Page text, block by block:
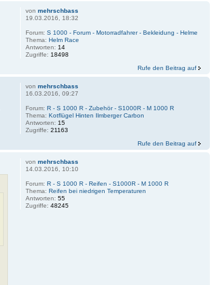
von mehrschbass
19.03.2016, 18:32
Forum: S 1000 - Forum - Motorradfahrer - Bekleidung - Helme
Thema: Helm Race
Antworten: 14
Zugriffe: 18498
Rufe den Beitrag auf
von mehrschbass
16.03.2016, 09:27
Forum: R - S 1000 R - Zubehör - S1000R - M 1000 R
Thema: Kotflügel Hinten Ilmberger Carbon
Antworten: 15
Zugriffe: 21163
Rufe den Beitrag auf
von mehrschbass
14.03.2016, 10:10
Forum: R - S 1000 R - Reifen - S1000R - M 1000 R
Thema: Reifen bei niedrigen Temperaturen
Antworten: 55
Zugriffe: 48245